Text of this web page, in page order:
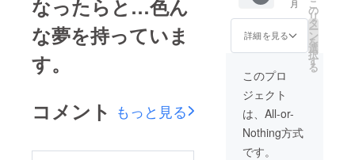
なったらと…色ん
な夢を持っていま
す。
コメント もっと見る
月
詳細を見る
こ
の
リ
タ
ー
ン
を
選
択
す
る
このプロ
ジェクト
は、All-or-
Nothing方式
です。